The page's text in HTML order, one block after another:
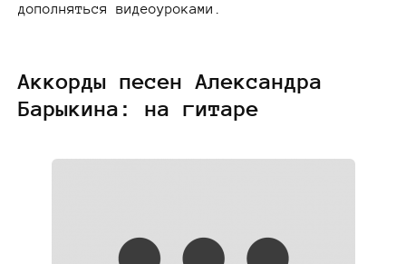
дополняться видеоуроками.
Аккорды песен Александра
Барыкина: на гитаре